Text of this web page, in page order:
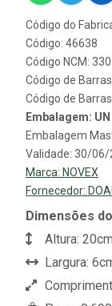
Código do
Código: 46638
Código NCM:
Código de
Código de
Embalagem: UN
Embalagem
Validade: 30/06/
Marca: NOVEX
Fornecedor:
Dimensões
Altura: 20cm
Largura: